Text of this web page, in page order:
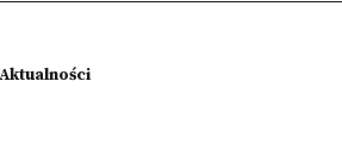
Aktualności